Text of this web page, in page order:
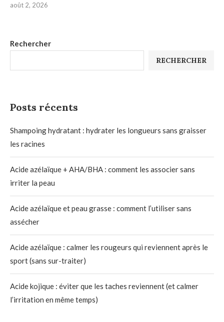
Rechercher
RECHERCHER
Posts récents
Shampoing hydratant : hydrater les longueurs sans graisser
les racines
Acide azélaïque + AHA/BHA : comment les associer sans
irriter la peau
Acide azélaïque et peau grasse : comment l’utiliser sans
assécher
Acide azélaïque : calmer les rougeurs qui reviennent après le
sport (sans sur-traiter)
Acide kojique : éviter que les taches reviennent (et calmer
l’irritation en même temps)
août 2, 2026